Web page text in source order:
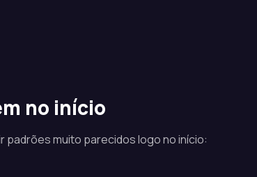
no início
muito parecidos logo no início: